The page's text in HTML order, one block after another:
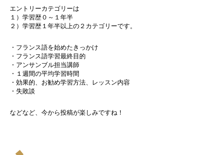
エントリーカテゴリーは
１）学習歴０～１年半
２）学習歴１年半以上の２カテゴリーです。
・フランス語を始めたきっかけ
・フランス語学習最終目的
・アンサンブル担当講師
・１週間の平均学習時間
・効果的、お勧め学習方法、レッスン内容
・失敗談
などなど、今から投稿が楽しみですね！